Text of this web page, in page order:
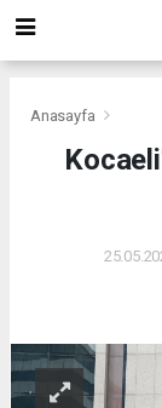
Anasayfa